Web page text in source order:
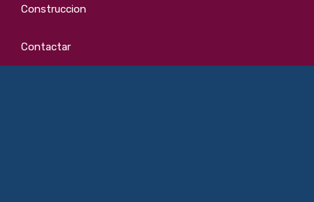
Construccion
Contactar